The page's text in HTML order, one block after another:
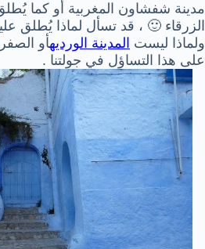
مدينة شفشاون المغربية أو كما يُطلق
الزرقاء 🙂 ، قد تسأل لماذا يُطلق
ولماذا ليست المدينة الورديهأو
على هذا التساؤل في جولتنا .